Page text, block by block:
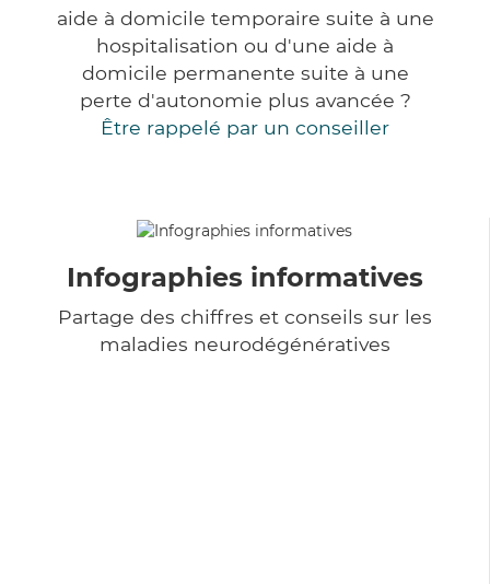
aide à domicile temporaire suite à une
hospitalisation ou d'une aide à
domicile permanente suite à une
perte d'autonomie plus avancée ?
Être rappelé par un conseiller
Infographies informatives
Partage des chiffres et conseils sur les
maladies neurodégénératives